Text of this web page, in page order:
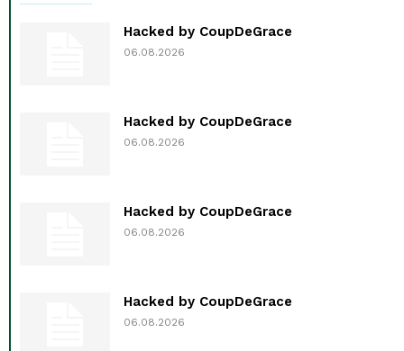
Hacked by CoupDeGrace
06.08.2026
Hacked by CoupDeGrace
06.08.2026
Hacked by CoupDeGrace
06.08.2026
Hacked by CoupDeGrace
06.08.2026